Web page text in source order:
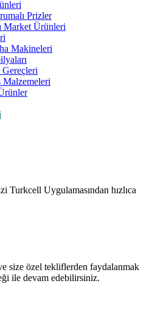
Prizler
Market Ürünleri
Makineleri
Gereçleri
Turkcell Uygulamasından hızlıca
size özel tekliflerden faydalanmak
ile devam edebilirsiniz.